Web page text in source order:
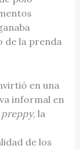
de la prenda
en una
informal en
preppy, la
de los